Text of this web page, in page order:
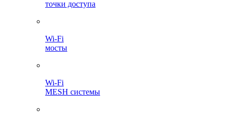
точки доступа
Wi-Fi
мосты
Wi-Fi
MESH системы